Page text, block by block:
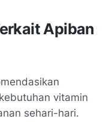
Apiban
vitamin
sehari-hari.